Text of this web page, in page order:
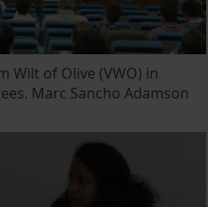
Wilt of Olive (VWO) in
Marc Sancho Adamson